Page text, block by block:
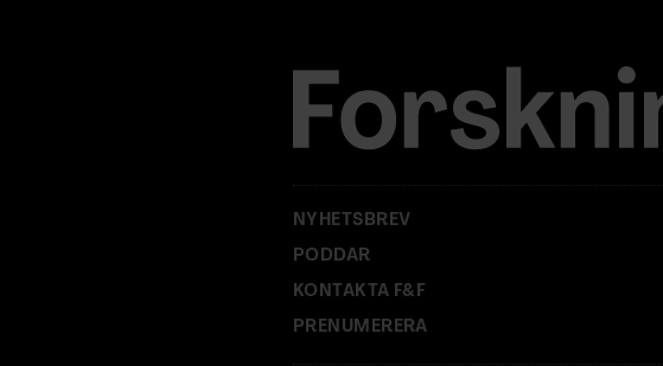
s
NYHETSBREV
PODDAR
KONTAKTA F&F
PRENUMERERA